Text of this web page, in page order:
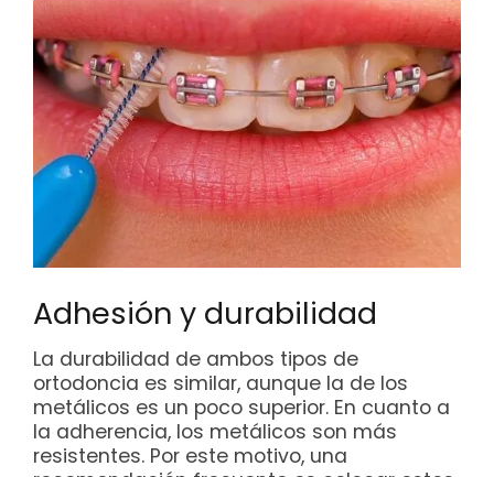
Adhesión y durabilidad
La durabilidad de ambos tipos de
ortodoncia es similar, aunque la de los
metálicos es un poco superior. En cuanto a
la adherencia, los metálicos son más
resistentes. Por este motivo, una